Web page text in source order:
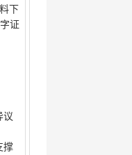
下
证
议
撑